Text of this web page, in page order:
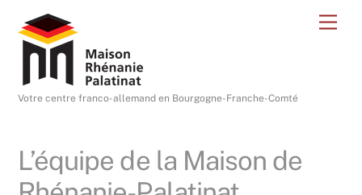
content
Votre centre franco-allemand en Bourgogne-Franche-Comté
L’équipe de la Maison de